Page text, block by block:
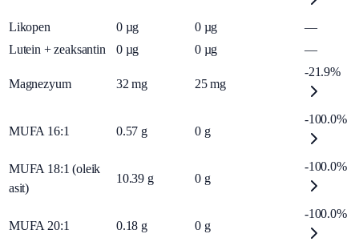
Likopen 0 µg 0 µg
—
Lutein + zeaksantin
0 µg 0 µg —
Magnezyum 32 mg 25 mg
-21.9%
MUFA 16:1 0.57 g 0 g
-100.0%
MUFA 18:1 (oleik
asit)
10.39 g 0 g
-100.0%
MUFA 20:1 0.18 g 0 g
-100.0%